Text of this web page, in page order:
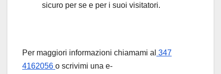
sicuro per se e per i suoi visitatori.
Per maggiori informazioni chiamami al 347
4162056 o scrivimi una e-